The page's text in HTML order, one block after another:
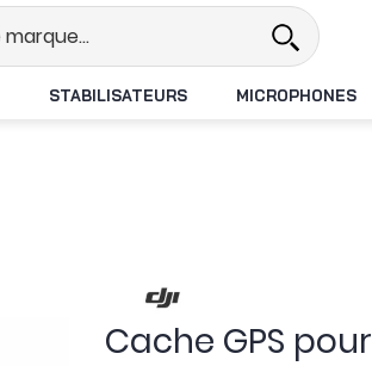
STABILISATEURS MICROPHONES
Cache GPS